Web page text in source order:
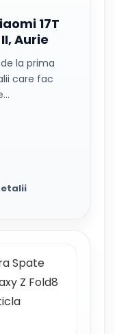
17T
Aurie
la prima
care fac